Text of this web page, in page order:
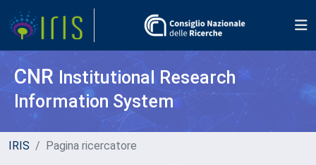
CNR Institutional Research
Information System
IRIS Pagina ricercatore